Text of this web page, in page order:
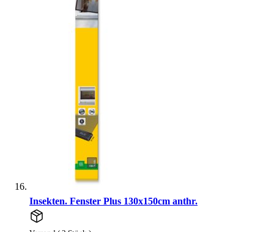
Insekten. Fenster Plus 130x150cm anthr.